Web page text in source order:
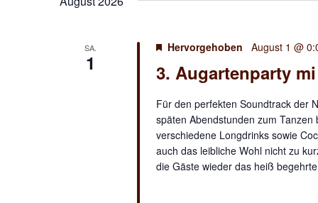
SA.
1 3. Augartenparty
Hervorgehoben August 1 @
Für den perfekten Soundtrack der
späten Abendstunden zum
verschiedene Longdrinks sowie
auch das leibliche Wohl nicht zu
die Gäste wieder das heiß